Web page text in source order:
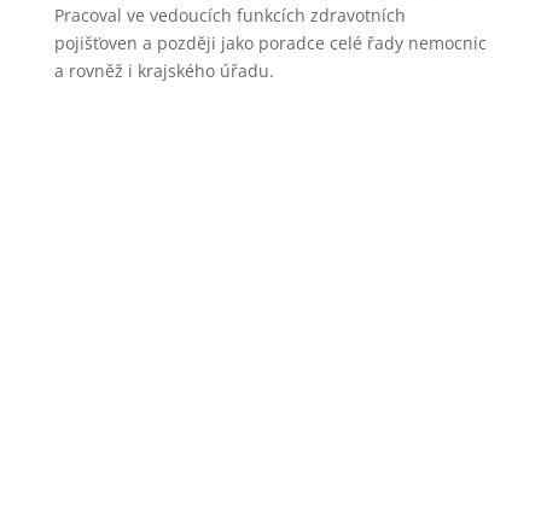
Pracoval ve vedoucích funkcích zdravotních
pojišťoven a později jako poradce celé řady nemocnic
a rovněž i krajského úřadu.